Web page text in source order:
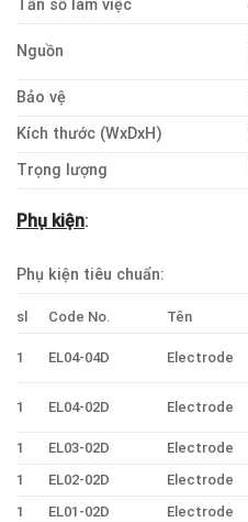
Tần số làm việc
Nguồn
Bảo vệ
Kích thước (WxDxH)
Trọng lượng
Phụ kiện:
Phụ kiện tiêu chuẩn:
sl Code No. Tên
1 EL04-04D Electrode
1 EL04-02D Electrode
1
EL03-02D Electrode
1
EL02-02D Electrode
1
EL01-02D Electrode